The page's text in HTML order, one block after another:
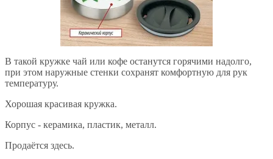
В такой кружке чай или кофе останутся горячими надолго,
при этом наружные стенки сохранят комфортную для рук
температуру.
Хорошая красивая кружка.
Корпус - керамика, пластик, металл.
Продаётся здесь.